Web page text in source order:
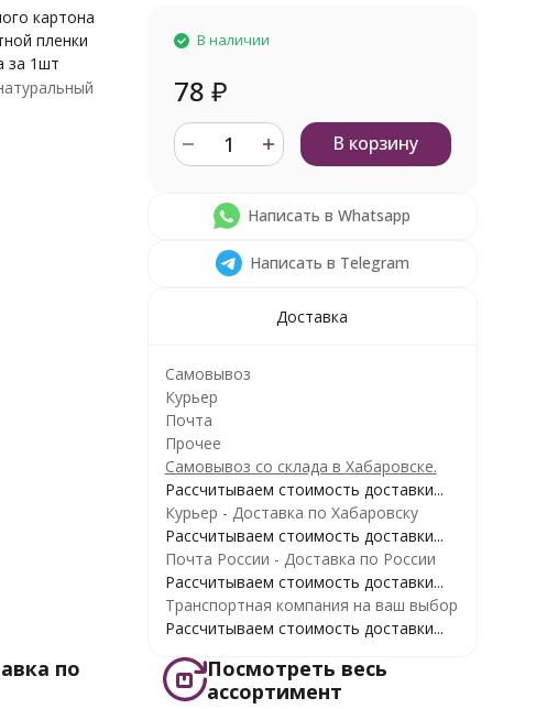
картона
пленки
за 1шт
В наличии
78 ₽
В корзину
Написать в Whatsapp
Написать в Telegram
Доставка
Самовывоз
Курьер
Почта
Прочее
Самовывоз со склада в Хабаровске.
Рассчитываем стоимость доставки...
Курьер - Доставка по Хабаровску
Рассчитываем стоимость доставки...
Почта России - Доставка по России
Рассчитываем стоимость доставки...
Транспортная компания на ваш выбор
Рассчитываем стоимость доставки...
по
Посмотреть весь
ассортимент